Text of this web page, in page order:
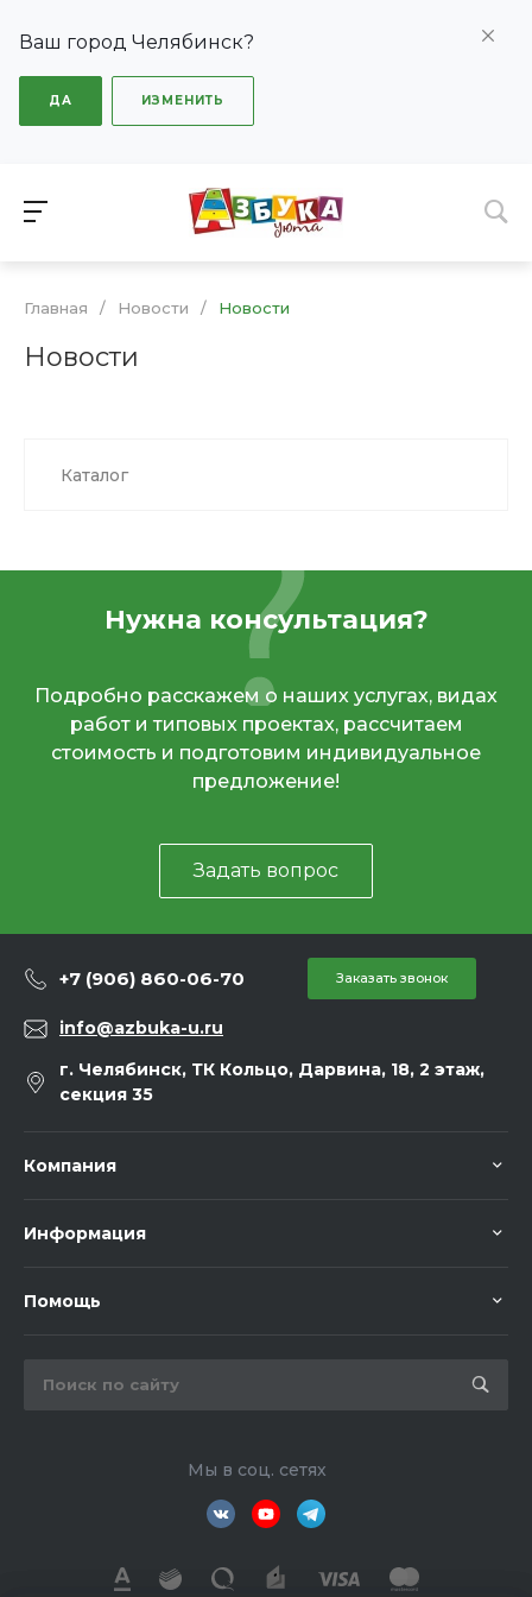
Ваш город Челябинск?
ДА ИЗМЕНИТЬ
Главная / Новости / Новости
Новости
Каталог
Нужна консультация?
Подробно расскажем о наших услугах, видах
работ и типовых проектах, рассчитаем
стоимость и подготовим индивидуальное
предложение!
Задать вопрос
+7 (906) 860-06-70 Заказать звонок
info@azbuka-u.ru
г. Челябинск, ТК Кольцо, Дарвина, 18, 2 этаж,
секция 35
Компания
Информация
Помощь
Мы в соц. сетях